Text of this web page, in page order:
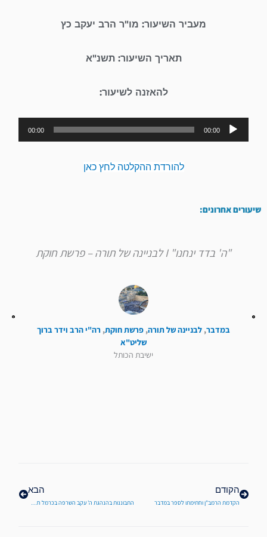
מעביר השיעור: מו"ר הרב יעקב כץ
תאריך השיעור: תשנ"א
להאזנה לשיעור:
נגן
אודיו
00:00
00:00
להורדת ההקלטה לחץ כאן
שיעורים אחרונים:
"ה' בדד ינחנו" I לבניינה של תורה – פרשת חוקת
במדבר, לבניינה של תורה, פרשת חוקת, רה"י הרב וידר ברוך
שליט"א
ישיבת הכותל
הקודם
הקדמת הרמב"ן וחתימתו לספר במדבר
הבא